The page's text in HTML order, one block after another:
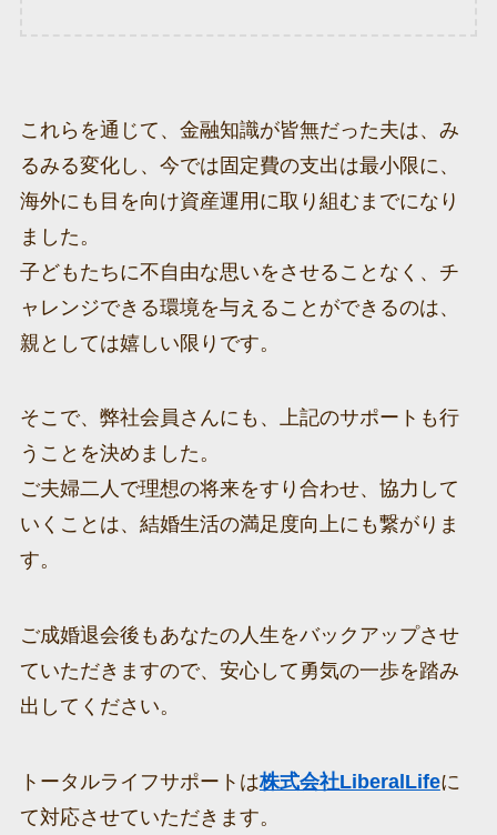
これらを通じて、金融知識が皆無だった夫は、み
るみる変化し、今では固定費の支出は最小限に、
海外にも目を向け資産運用に取り組むまでになり
ました。
子どもたちに不自由な思いをさせることなく、チ
ャレンジできる環境を与えることができるのは、
親としては嬉しい限りです。
そこで、弊社会員さんにも、上記のサポートも行
うことを決めました。
ご夫婦二人で理想の将来をすり合わせ、協力して
いくことは、結婚生活の満足度向上にも繋がりま
す。
ご成婚退会後もあなたの人生をバックアップさせ
ていただきますので、安心して勇気の一歩を踏み
出してください。
トータルライフサポートは株式会社LiberalLifeに
て対応させていただきます。